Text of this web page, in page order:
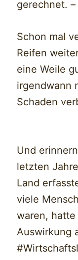
gerechnet. –
Schon mal
Reifen
eine Weile
irgendwann
Schaden
Und
letzten
Land
viele
waren, hatte
Auswirkung